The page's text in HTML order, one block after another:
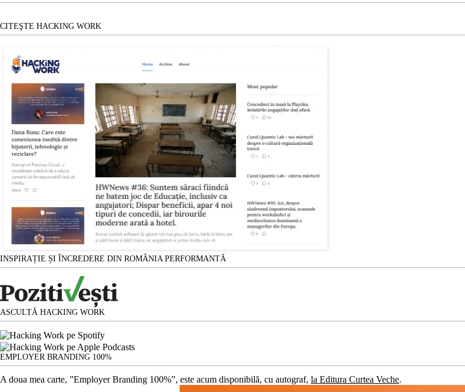
CITEŞTE HACKING WORK
INSPIRAȚIE ȘI ÎNCREDERE DIN ROMÂNIA PERFORMANTĂ
ASCULTĂ HACKING WORK
EMPLOYER BRANDING 100%
A doua mea carte, ”Employer Branding 100%”, este acum disponibilă, cu autograf, la Editura Curtea Veche.